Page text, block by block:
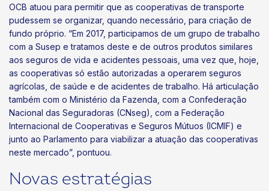
OCB atuou para permitir que as cooperativas de transporte
pudessem se organizar, quando necessário, para criação de
fundo próprio. “Em 2017, participamos de um grupo de trabalho
com a Susep e tratamos deste e de outros produtos similares
aos seguros de vida e acidentes pessoais, uma vez que, hoje,
as cooperativas só estão autorizadas a operarem seguros
agrícolas, de saúde e de acidentes de trabalho. Há articulação
também com o Ministério da Fazenda, com a Confederação
Nacional das Seguradoras (CNseg), com a Federação
Internacional de Cooperativas e Seguros Mútuos (ICMIF) e
junto ao Parlamento para viabilizar a atuação das cooperativas
neste mercado”, pontuou.
Novas estratégias